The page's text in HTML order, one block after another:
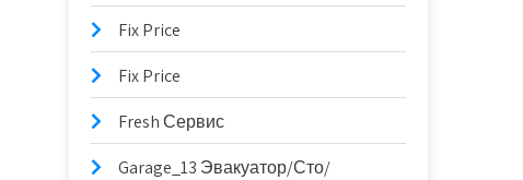
Fix Price
Fix Price
Fresh Сервис
Garage_13 Эвакуатор/Сто/